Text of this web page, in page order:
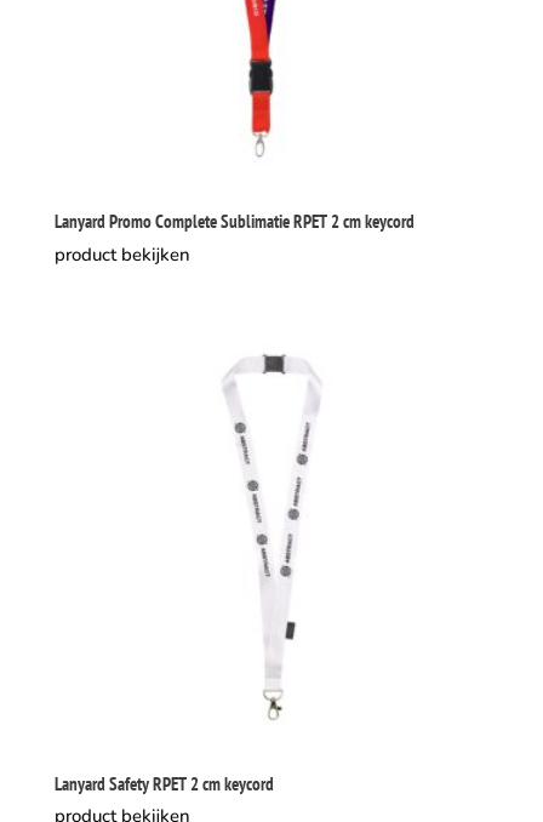
Lanyard Promo Complete Sublimatie RPET 2 cm keycord
product bekijken
Lanyard Safety RPET 2 cm keycord
product bekijken